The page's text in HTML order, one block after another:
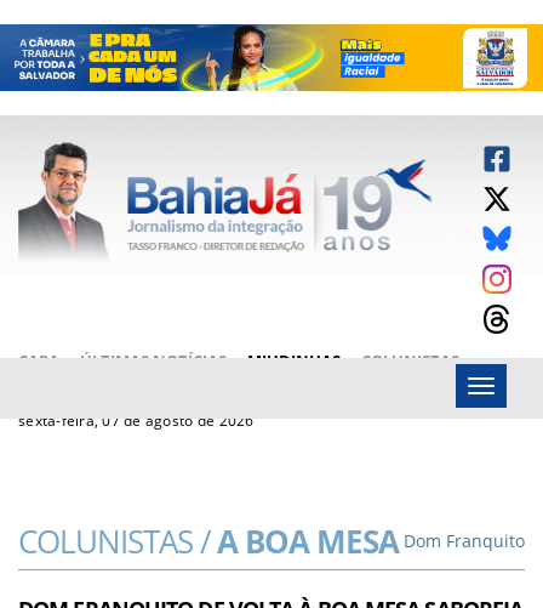
CAPA ÚLTIMAS NOTÍCIAS MIUDINHAS
COLUNISTAS
sexta-feira, 07 de agosto de 2026
Menu
COLUNISTAS /A BOA MESA Dom Franquito